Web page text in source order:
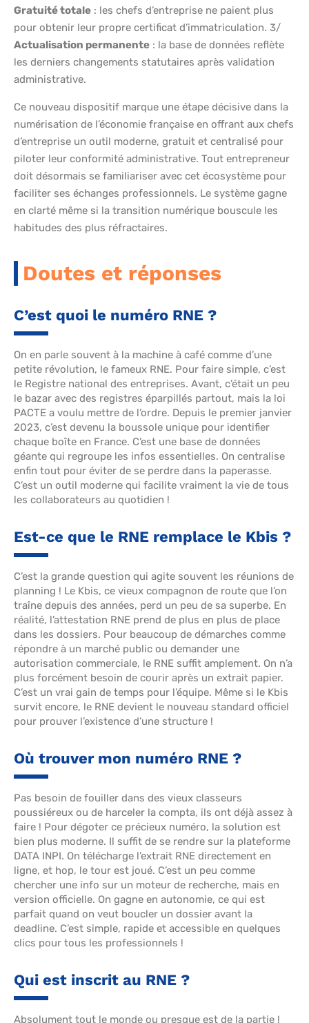
Gratuité totale : les chefs d’entreprise ne paient plus
pour obtenir leur propre certificat d’immatriculation. 3/
Actualisation permanente : la base de données reflète
les derniers changements statutaires après validation
administrative.
Ce nouveau dispositif marque une étape décisive dans la
numérisation de l’économie française en offrant aux chefs
d’entreprise un outil moderne, gratuit et centralisé pour
piloter leur conformité administrative. Tout entrepreneur
doit désormais se familiariser avec cet écosystème pour
faciliter ses échanges professionnels. Le système gagne
en clarté même si la transition numérique bouscule les
habitudes des plus réfractaires.
Doutes et réponses
C’est quoi le numéro RNE ?
On en parle souvent à la machine à café comme d’une
petite révolution, le fameux RNE. Pour faire simple, c’est
le Registre national des entreprises. Avant, c’était un peu
le bazar avec des registres éparpillés partout, mais la loi
PACTE a voulu mettre de l’ordre. Depuis le premier janvier
2023, c’est devenu la boussole unique pour identifier
chaque boîte en France. C’est une base de données
géante qui regroupe les infos essentielles. On centralise
enfin tout pour éviter de se perdre dans la paperasse.
C’est un outil moderne qui facilite vraiment la vie de tous
les collaborateurs au quotidien !
Est-ce que le RNE remplace le Kbis ?
C’est la grande question qui agite souvent les réunions de
planning ! Le Kbis, ce vieux compagnon de route que l’on
traîne depuis des années, perd un peu de sa superbe. En
réalité, l’attestation RNE prend de plus en plus de place
dans les dossiers. Pour beaucoup de démarches comme
répondre à un marché public ou demander une
autorisation commerciale, le RNE suffit amplement. On n’a
plus forcément besoin de courir après un extrait papier.
C’est un vrai gain de temps pour l’équipe. Même si le Kbis
survit encore, le RNE devient le nouveau standard officiel
pour prouver l’existence d’une structure !
Où trouver mon numéro RNE ?
Pas besoin de fouiller dans des vieux classeurs
poussiéreux ou de harceler la compta, ils ont déjà assez à
faire ! Pour dégoter ce précieux numéro, la solution est
bien plus moderne. Il suffit de se rendre sur la plateforme
DATA INPI. On télécharge l’extrait RNE directement en
ligne, et hop, le tour est joué. C’est un peu comme
chercher une info sur un moteur de recherche, mais en
version officielle. On gagne en autonomie, ce qui est
parfait quand on veut boucler un dossier avant la
deadline. C’est simple, rapide et accessible en quelques
clics pour tous les professionnels !
Qui est inscrit au RNE ?
Absolument tout le monde ou presque est de la partie !